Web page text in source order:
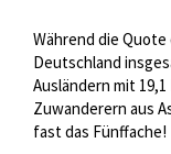
Während die
Deutschland
Ausländern mit
Zuwanderern aus
fast das Fünffache!